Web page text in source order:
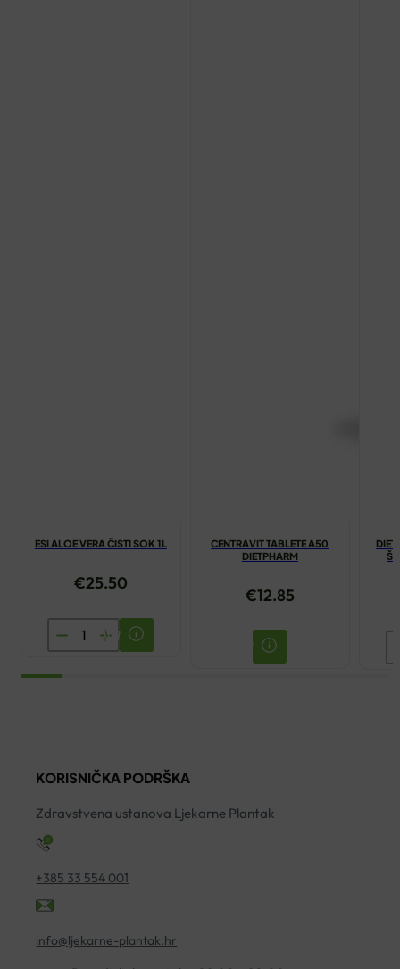
ESI ALOE VERA ČISTI SOK 1L
€25.50
ESI
ALOE
VERA
količina
CENTRAVIT TABLETE A50
DIETPHARM
€12.85
KORISNIČKA PODRŠKA
Zdravstvena ustanova Ljekarne Plantak
+385 33 554 001
info@ljekarne-plantak.hr